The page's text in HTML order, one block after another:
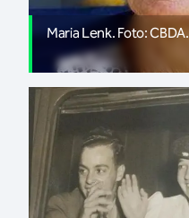
Maria Lenk. Foto: CBDA.